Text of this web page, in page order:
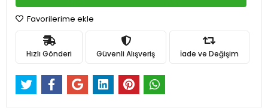
Favorilerime ekle
Hızlı Gönderi Güvenli Alışveriş İade ve Değişim